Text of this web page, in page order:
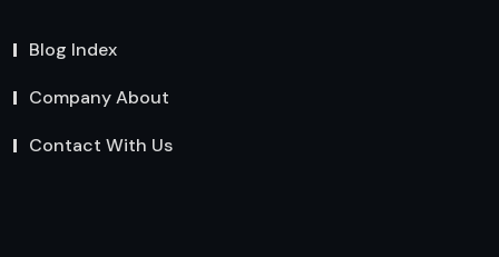
Blog Index
Company About
Contact With Us